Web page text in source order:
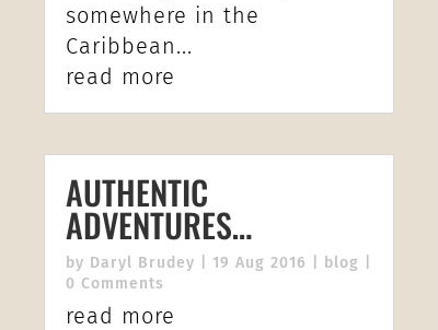
somewhere in the
Caribbean...
read more
AUTHENTIC
ADVENTURES…
by Daryl Brudey 19 Aug 2016 blog
0 Comments
read more